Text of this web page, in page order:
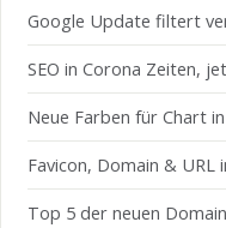
Google Update filtert
SEO in Corona Zeiten,
Neue Farben für Chart
Favicon, Domain & URL
Top 5 der neuen